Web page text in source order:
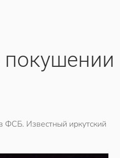
покушении
ФСБ. Известный иркутский